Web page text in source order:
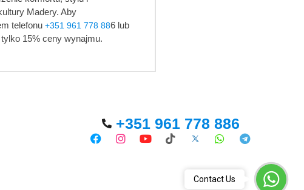
Madery. Aby
telefonu +351 961 778 886 lub
15% ceny wynajmu.
+351 961 778 886
Contact Us